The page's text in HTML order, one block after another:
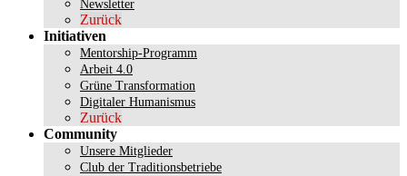
Newsletter
Zurück
Initiativen
Mentorship-Programm
Arbeit 4.0
Grüne Transformation
Digitaler Humanismus
Zurück
Community
Unsere Mitglieder
Club der Traditionsbetriebe